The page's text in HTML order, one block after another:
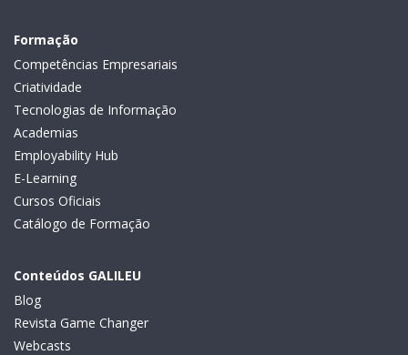
Formação
Competências Empresariais
Criatividade
Tecnologias de Informação
Academias
Employability Hub
E-Learning
Cursos Oficiais
Catálogo de Formação
Conteúdos GALILEU
Blog
Revista Game Changer
Webcasts